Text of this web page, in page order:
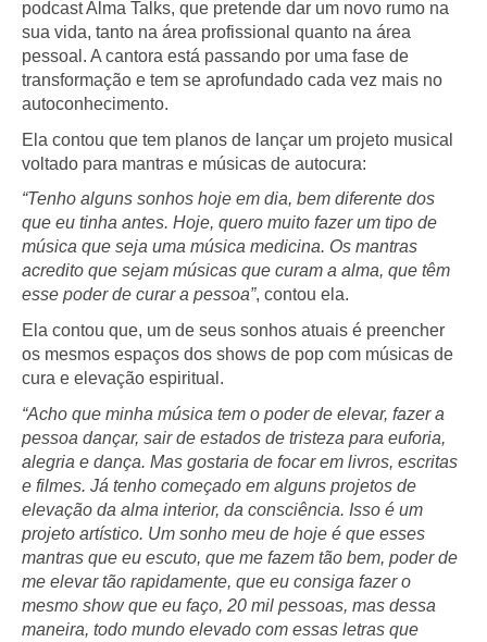
podcast Alma Talks, que pretende dar um novo rumo na
sua vida, tanto na área profissional quanto na área
pessoal. A cantora está passando por uma fase de
transformação e tem se aprofundado cada vez mais no
autoconhecimento.
Ela contou que tem planos de lançar um projeto musical
voltado para mantras e músicas de autocura:
“Tenho alguns sonhos hoje em dia, bem diferente dos
que eu tinha antes. Hoje, quero muito fazer um tipo de
música que seja uma música medicina. Os mantras
acredito que sejam músicas que curam a alma, que têm
esse poder de curar a pessoa”, contou ela.
Ela contou que, um de seus sonhos atuais é preencher
os mesmos espaços dos shows de pop com músicas de
cura e elevação espiritual.
“Acho que minha música tem o poder de elevar, fazer a
pessoa dançar, sair de estados de tristeza para euforia,
alegria e dança. Mas gostaria de focar em livros, escritas
e filmes. Já tenho começado em alguns projetos de
elevação da alma interior, da consciência. Isso é um
projeto artístico. Um sonho meu de hoje é que esses
mantras que eu escuto, que me fazem tão bem, poder de
me elevar tão rapidamente, que eu consiga fazer o
mesmo show que eu faço, 20 mil pessoas, mas dessa
maneira, todo mundo elevado com essas letras que